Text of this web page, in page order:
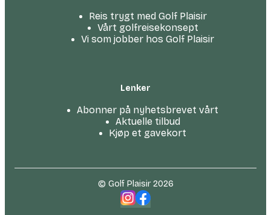
Reis trygt med Golf Plaisir
Vårt golfreise­konsept
Vi som jobber hos Golf Plaisir
Lenker
Abonner på nyhetsbrevet vårt
Aktuelle tilbud
Kjøp et gavekort
© Golf Plaisir 2026